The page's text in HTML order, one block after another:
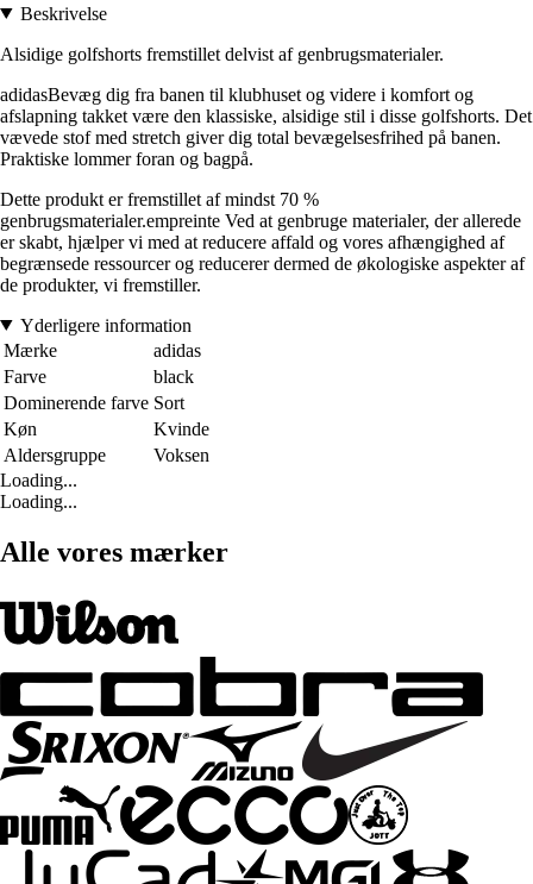
Beskrivelse
Alsidige golfshorts fremstillet delvist af genbrugsmaterialer.
adidasBevæg dig fra banen til klubhuset og videre i komfort og
afslapning takket være den klassiske, alsidige stil i disse golfshorts. Det
vævede stof med stretch giver dig total bevægelsesfrihed på banen.
Praktiske lommer foran og bagpå.
Dette produkt er fremstillet af mindst 70 %
genbrugsmaterialer.empreinte Ved at genbruge materialer, der allerede
er skabt, hjælper vi med at reducere affald og vores afhængighed af
begrænsede ressourcer og reducerer dermed de økologiske aspekter af
de produkter, vi fremstiller.
Yderligere information
Mærke
adidas
Farve
black
Dominerende farve Sort
Køn
Kvinde
Aldersgruppe
Voksen
Loading...
Loading...
Alle vores mærker